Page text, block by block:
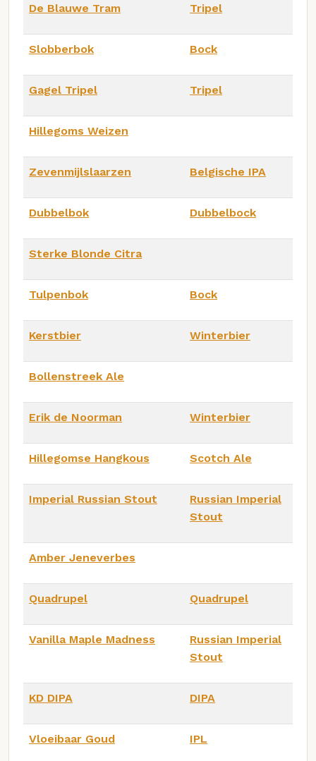
De Blauwe Tram Tripel
Slobberbok Bock
Gagel Tripel Tripel
Hillegoms Weizen
Zevenmijlslaarzen Belgische IPA
Dubbelbok Dubbelbock
Sterke Blonde Citra
Tulpenbok Bock
Kerstbier Winterbier
Bollenstreek Ale
Erik de Noorman Winterbier
Hillegomse Hangkous Scotch Ale
Imperial Russian Stout
Russian Imperial
Stout
Amber Jeneverbes
Quadrupel Quadrupel
Vanilla Maple Madness
Russian Imperial
Stout
KD DIPA DIPA
Vloeibaar Goud IPL